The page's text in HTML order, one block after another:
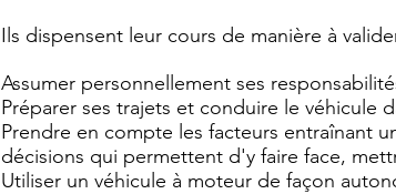
Ils dispensent leur cours de manière à
Assumer personnellement ses
Préparer ses trajets et conduire le véhicule
Prendre en compte les facteurs entraînant
décisions qui permettent d'y faire face,
Utiliser un véhicule à moteur de façon